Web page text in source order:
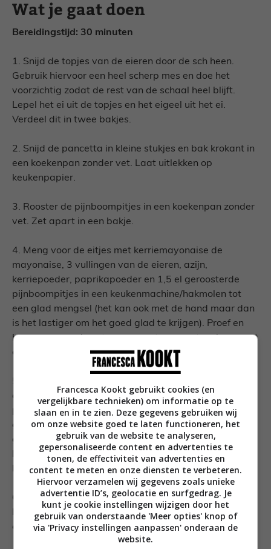
Wat je gaat doen
Bereidingstijd: 30 minuten
1. Snijd de topjes van de eieren door de sch heen.
Gebruik hiervoor een heel scherp mes en doe het
voorzichtig zodat de rest van de schaal heel blijft.
Lepel het ei uit de topjes en het eigeel uit het ei.
Verdeel dit in twee bakjes.
2. Snijd de pancetta in kleine stukjes en bak krokant in
een koekenpan zonder vet. Laat uitlekken op
keukenpapier.
3. Rooster de pijnboompitjes in een koekenpan zonder
vet. Zet apart in een bakje.
4. Meng voor de eitjes met kerriemayonaise de
mayonaise, 3 vullingen van de eieren, azijn,
kerriepoeder, paprikapoeder en 1,5 el geroosterde
pijnboompitjes in een keukenmachine/hakmolen tot
een glad mengsel (het kan ook met de hand maar dan
is het lastiger om het goed glad te krijgen). Proef en
breng op smaak met peper, zout en eventueel nog wat
extra azijn of specerijen.
5. Meng voor de eitjes met avocado crème de
avocado, 3 vullingen van de eieren en de uitgebakken
pancetta (houdt een klein beetje apart voor de
garnering) in een keukenmachine/hakmolen tot een
glad mengsel (het kan ook met de hand maar dan is
het lastiger om het goed glad te krijgen). Proef en
breng op smaak met peper en zout.
6. Zet de eieren in hun dopjes. Vul een spuitzak met
kartelmond met de avocado crème en vul hiermee drie
eitjes. Garneer met nog wat pancetta.
Francesca Kookt gebruikt cookies (en
vergelijkbare technieken) om informatie op te
slaan en in te zien. Deze gegevens gebruiken wij
om onze website goed te laten functioneren, het
gebruik van de website te analyseren,
gepersonaliseerde content en advertenties te
tonen, de effectiviteit van advertenties en
content te meten en onze diensten te verbeteren.
Hiervoor verzamelen wij gegevens zoals unieke
advertentie ID’s, geolocatie en surfgedrag. Je
kunt je cookie instellingen wijzigen door het
gebruik van onderstaande 'Meer opties' knop of
via 'Privacy instellingen aanpassen' onderaan de
website.